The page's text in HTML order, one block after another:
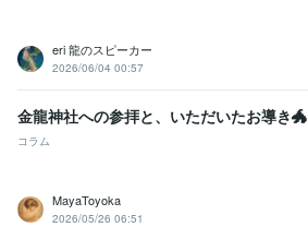
eri 龍のスピーカー
2026/06/04 00:57
金龍神社への参拝と、いただいたお導き🐲
コラム
MayaToyoka
2026/05/26 06:51